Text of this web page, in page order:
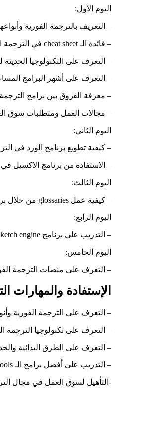
اليوم الأول:
– التعريف بالترجمة الفورية
– فائدة الـ cheat sheet في الترجمة الفورية
– التعرف على التكنولوجيا
– التعرف على أشهر البرامج
– معرفة الفروق بين برامج الترجمة
– مجالات العمل ومتطلبات سوق
اليوم الثاني:
– كيفية تطويع برنامج الورد في
– الاستفادة من برنامج الاكسيل
اليوم الثالث:
– كيفية عمل glossaries من خلال برنامج interpreter’s help
اليوم الرابع:
– التدريب على برنامج sketch engine واستخلاص المصطلحات من النصوص.
اليوم الخامس:
– التعرف على منصات الترجمة
الإستفادة والمهارات
– التعرف على الترجمة الفورية
– التعرف على تكنولوجيا الترجمة
– التعرف على الطرق البدائية
– التدريب على أفضل برامج الـ CAI Tools والتطبيق عليها
-التأهيل لسوق العمل في مجال